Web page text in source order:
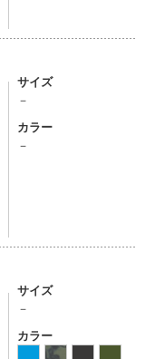
サイズ
－
カラー
－
サイズ
－
カラー